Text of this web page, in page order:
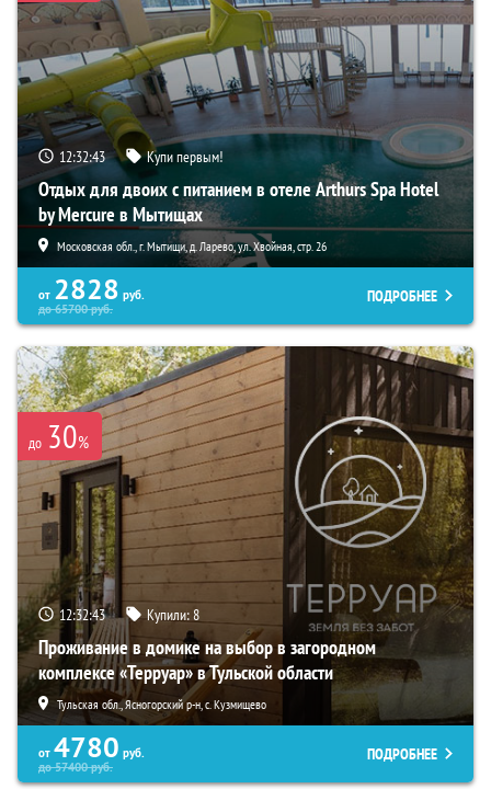
12:32:41 Купи первым!
Отдых для двоих с питанием в отеле Arthurs Spa Hotel
by Mercure в Мытищах
Московская обл., г. Мытищи, д. Ларево, ул. Хвойная, стр. 26
от 2828 руб.
до65700руб.
ПОДРОБНЕЕ
до 30%
12:32:41 Купили:8
Проживание в домике на выбор в загородном
комплексе «Терруар» в Тульской области
Тульская обл., Ясногорский р-н, с. Кузмищево
от 4780 руб.
до57400руб.
ПОДРОБНЕЕ